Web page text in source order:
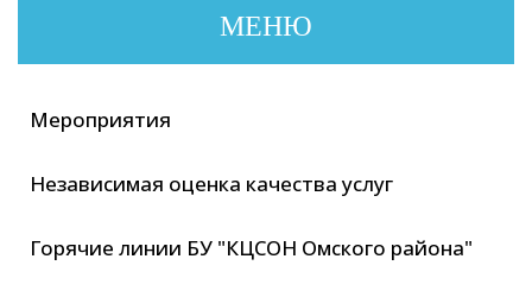
МЕНЮ
Мероприятия
Независимая оценка качества услуг
Горячие линии БУ "КЦСОН Омского района"